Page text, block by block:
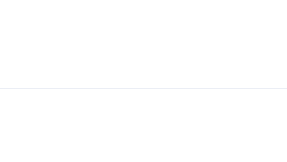
费*(1-报价下浮率)。选取中介机构方式：方案择优